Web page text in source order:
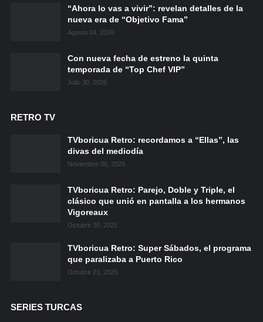
“Ahora lo vas a vivir”: revelan detalles de la
nueva era de “Objetivo Fama”
Agosto 04, 2026
Con nueva fecha de estreno la quinta
temporada de “Top Chef VIP”
Julio 30, 2026
RETRO TV
TVboricua Retro: recordamos a “Ellas”, las
divas del mediodía
Noviembre 06, 2025
TVboricua Retro: Parejo, Doble y Triple, el
clásico que unió en pantalla a los hermanos
Vigoreaux
Octubre 30, 2025
TVboricua Retro: Super Sábados, el programa
que paralizaba a Puerto Rico
Octubre 23, 2025
SERIES TURCAS